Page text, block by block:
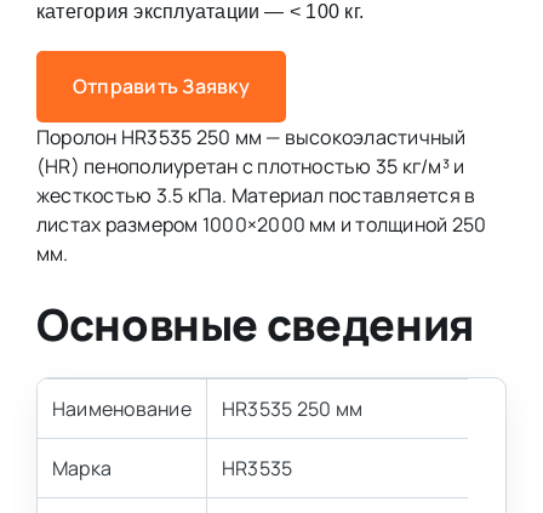
категория эксплуатации — < 100 кг.
Отправить Заявку
Поролон HR3535 250 мм — высокоэластичный
(HR) пенополиуретан с плотностью 35 кг/м³ и
жесткостью 3.5 кПа. Материал поставляется в
листах размером 1000×2000 мм и толщиной 250
мм.
Основные сведения
Наименование HR3535 250 мм
Марка HR3535